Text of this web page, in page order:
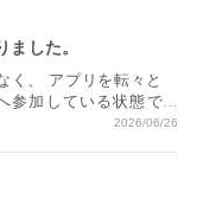
した。
く、 アプリを転々と
参加している状態で
合っているかが分か
2026/06/26